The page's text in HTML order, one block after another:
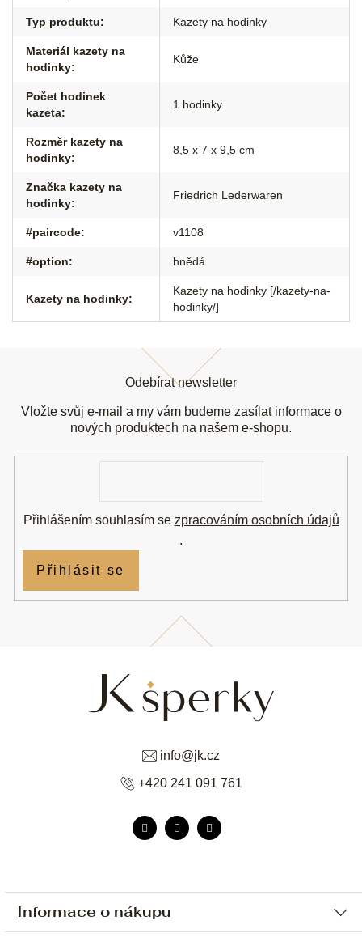
Typ produktu: Kazety na hodinky
Materiál kazety na
hodinky:
Kůže
Počet hodinek
kazeta:
1 hodinky
Rozměr kazety na
hodinky:
8,5 x 7 x 9,5 cm
Značka kazety na
hodinky:
Friedrich Lederwaren
#paircode: v1108
#option: hnědá
Kazety na hodinky:
Kazety na hodinky [/kazety-na-
hodinky/]
Informace o nákupu
info@jk.cz
+420 241 091 761
Odebírat newsletter
Vložte svůj e-mail a my vám budeme zasílat informace o
nových produktech na našem e-shopu.
Přihlášením souhlasím se zpracováním osobních údajů
.
Přihlásit se